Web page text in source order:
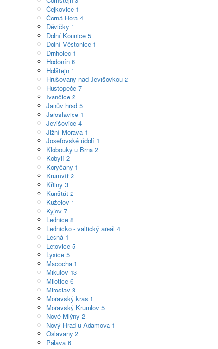
Čejkovice 1
Černá Hora 4
Děvičky 1
Dolní Kounice 5
Dolní Věstonice 1
Drnholec 1
Hodonín 6
Holštejn 1
Hrušovany nad Jevišovkou 2
Hustopeče 7
Ivančice 2
Janův hrad 5
Jaroslavice 1
Jevišovice 4
Jižní Morava 1
Josefovské údolí 1
Klobouky u Brna 2
Kobylí 2
Koryčany 1
Krumvíř2
Křtiny 3
Kunštát 2
Kuželov 1
Kyjov 7
Lednice 8
Lednicko - valtický areál 4
Lesná 1
Letovice 5
Lysice 5
Macocha 1
Mikulov 13
Milotice 6
Miroslav 3
Moravský kras 1
Moravský Krumlov 5
Nové Mlýny 2
Nový Hrad u Adamova 1
Oslavany 2
Pálava 6